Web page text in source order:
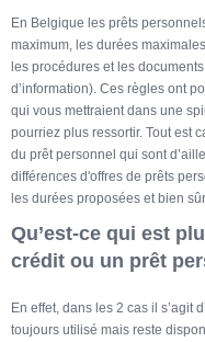
En Belgique les prêts
maximum, les durées
les procédures et les
d’information). Ces règles ont
qui vous mettraient dans une
pourriez plus ressortir. Tout est
du prêt personnel qui sont
différences d'offres de prêts
les durées proposées et bien
Qu’est-ce qui est
crédit ou un prêt
En effet, dans les 2 cas il s’agit
toujours utilisé mais reste